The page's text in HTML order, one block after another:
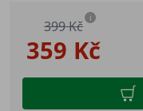
359 Kč
399 Kč i